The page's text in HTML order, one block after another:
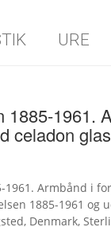
URE
1885-1961.
celadon
1961. Armbånd i
1885-1961 og
Denmark,